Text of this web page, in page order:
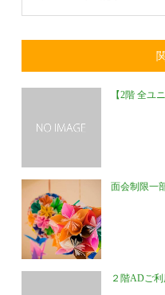
【2階 全
面会制限一
２階ADご